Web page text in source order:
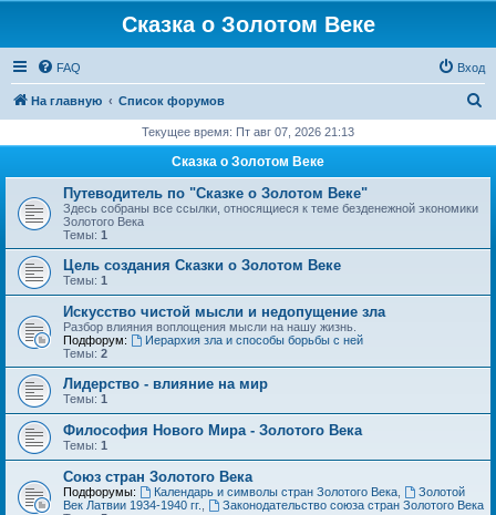
Сказка о Золотом Веке
FAQ Вход
На главную Список форумов
с
Текущее время: Пт авг 07, 2026 21:13
Сказка о Золотом Веке
Путеводитель по "Сказке о Золотом Веке"
Здесь собраны все ссылки, относящиеся к теме безденежной экономики
Золотого Века
Темы: 1
Цель создания Сказки о Золотом Веке
Темы: 1
Искусство чистой мысли и недопущение зла
Разбор влияния воплощения мысли на нашу жизнь.
Подфорум:
Иерархия зла и способы борьбы с ней
Темы: 2
Лидерство - влияние на мир
Темы: 1
Философия Нового Мира - Золотого Века
Темы: 1
Cоюз стран Золотого Века
Подфорумы: Календарь и символы стран Золотого Века,
Золотой
Век Латвии 1934-1940 гг.
Законодательство союза стран Золотого Века